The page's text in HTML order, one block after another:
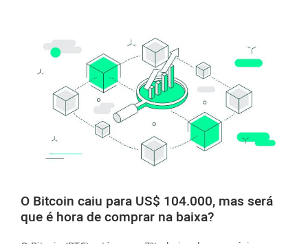
O Bitcoin caiu para US$ 104.000, mas será
que é hora de comprar na baixa?